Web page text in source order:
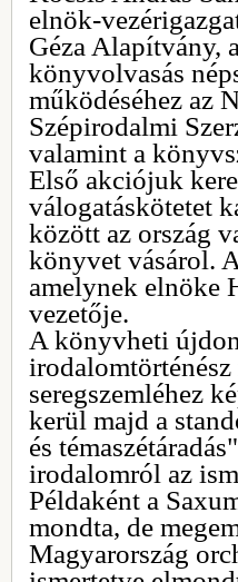
elnök-
Géza Alapítvány,
könyvolvasás
működéséhez az
Szépirodalmi
valamint a
Első akciójuk
válogatáskötetet
között az ország
könyvet vásárol.
amelynek elnöke
vezetője.
A könyvheti
seregszemléhez
kerül majd a
és
irodalomról az
Példaként a
mondta, de
Magyarország